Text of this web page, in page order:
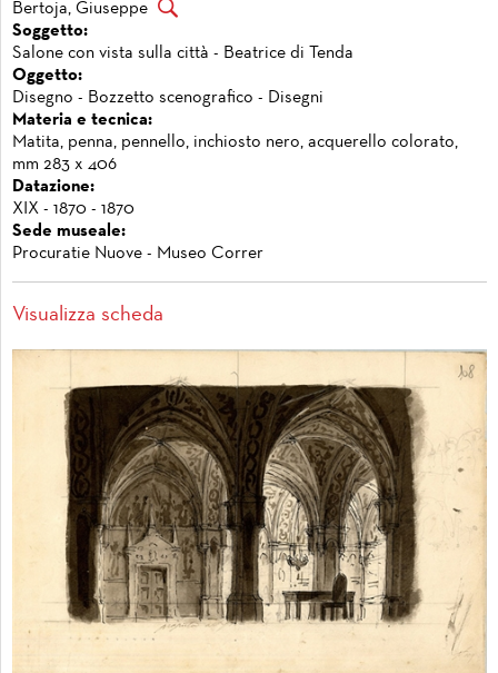
Bertoja, Giuseppe
Soggetto:
Salone con vista sulla città - Beatrice di Tenda
Oggetto:
Disegno - Bozzetto scenografico - Disegni
Materia e tecnica:
Matita, penna, pennello, inchiosto nero, acquerello colorato,
mm 283 x 406
Datazione:
XIX - 1870 - 1870
Sede museale:
Procuratie Nuove - Museo Correr
Visualizza scheda